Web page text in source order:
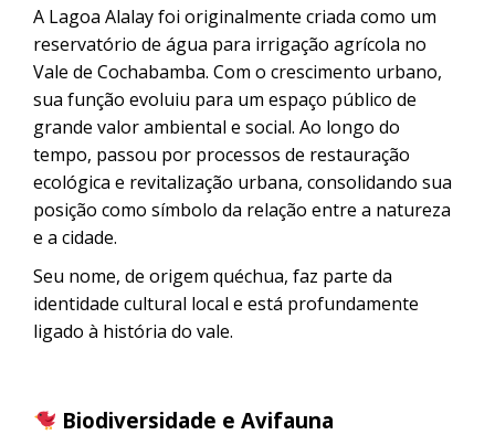
A Lagoa Alalay foi originalmente criada como um
reservatório de água para irrigação agrícola no
Vale de Cochabamba. Com o crescimento urbano,
sua função evoluiu para um espaço público de
grande valor ambiental e social. Ao longo do
tempo, passou por processos de restauração
ecológica e revitalização urbana, consolidando sua
posição como símbolo da relação entre a natureza
e a cidade.
Seu nome, de origem quéchua, faz parte da
identidade cultural local e está profundamente
ligado à história do vale.
Biodiversidade e Avifauna